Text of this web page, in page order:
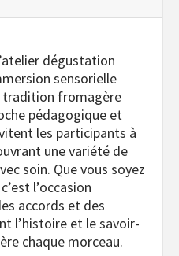
dégustation
sensorielle
tradition fromagère
pédagogique et
les participants à
une variété de
soin. Que vous soyez
l’occasion
accords et des
l’histoire et le savoir-
chaque morceau.